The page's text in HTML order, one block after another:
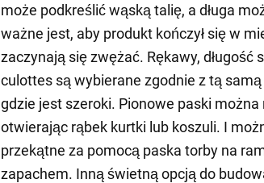
może podkreślić wąską talię, a długa
ważne jest, aby produkt kończył się w
zaczynają się zwężać. Rękawy, długość
culottes są wybierane zgodnie z tą
gdzie jest szeroki. Pionowe paski
otwierając rąbek kurtki lub koszuli. I
przekątne za pomocą paska torby na
zapachem. Inną świetną opcją do